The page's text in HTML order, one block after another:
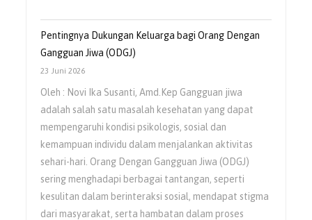
Pentingnya Dukungan Keluarga bagi Orang Dengan
Gangguan Jiwa (ODGJ)
23 Juni 2026
Oleh : Novi Ika Susanti, Amd.Kep Gangguan jiwa
adalah salah satu masalah kesehatan yang dapat
mempengaruhi kondisi psikologis, sosial dan
kemampuan individu dalam menjalankan aktivitas
sehari-hari. Orang Dengan Gangguan Jiwa (ODGJ)
sering menghadapi berbagai tantangan, seperti
kesulitan dalam berinteraksi sosial, mendapat stigma
dari masyarakat, serta hambatan dalam proses